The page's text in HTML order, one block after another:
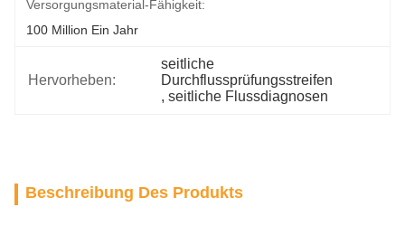
Versorgungsmaterial-Fähigkeit:
100 Million Ein Jahr
Hervorheben:
seitliche
Durchflussprüfungsstreifen
, seitliche Flussdiagnosen
Beschreibung Des Produkts